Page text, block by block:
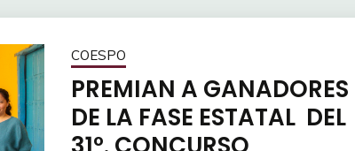
COESPO
PREMIAN A GANADORES
DE LA FASE ESTATAL DEL